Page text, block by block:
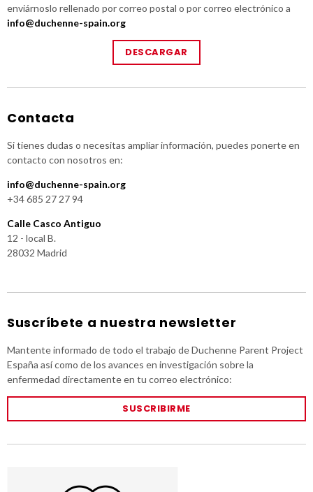
enviárnoslo rellenado por correo postal o por correo electrónico a
info@duchenne-spain.org
DESCARGAR
Contacta
Si tienes dudas o necesitas ampliar información, puedes ponerte en
contacto con nosotros en:
info@duchenne-spain.org
+34 685 27 27 94
Calle Casco Antiguo
12 - local B.
28032 Madrid
Suscríbete a nuestra newsletter
Mantente informado de todo el trabajo de Duchenne Parent Project
España así como de los avances en investigación sobre la
enfermedad directamente en tu correo electrónico:
SUSCRIBIRME